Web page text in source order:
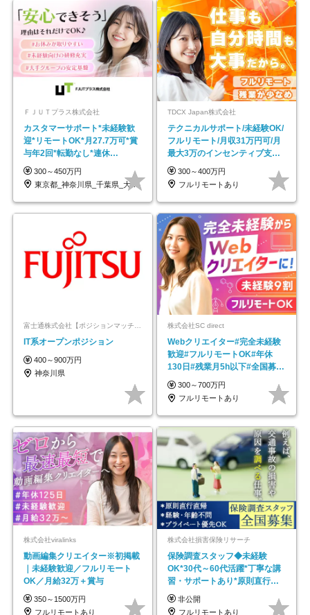
ＦＪＵＴプラス株式会社
カスタマーサポート*未経験歓
迎*リモートOK*月27.7万可*賞
与年2回*転勤なし*連休
OK/ZE010232
300～450万円
東京都_神奈川県_千葉県_大阪府_愛知県…
TDCX Japan株式会社
テクニカルサポート/未経験OK/
フルリモート/月収31万円可/月
最大3万のインセンティブ支給/
平均年齢33歳
300～400万円
フルリモートあり
富士通株式会社【ポジションマッチ登録】
IT系オープンポジション
400～900万円
神奈川県
株式会社SC direct
Webクリエイター#完全未経験
歓迎#フルリモートOK#年休
130日#残業月5h以下#全国募集
#最大1年の研修
300～700万円
フルリモートあり
株式会社viralinks
動画編集クリエイター※初掲載
｜未経験歓迎／フルリモート
OK／月給32万＋賞与
350～1500万円
フルリモートあり
株式会社損害保険リサーチ
保険調査スタッフ◆未経験
OK*30代～60代活躍*丁寧な講
習・サポートあり*原則直行直
帰／全国募集・業務委託
非公開
フルリモートあり